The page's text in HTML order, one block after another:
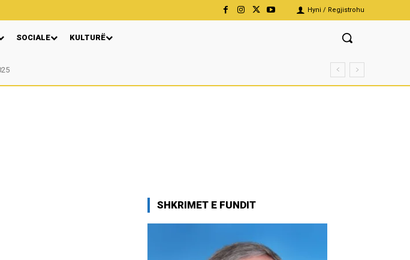
Hyni / Regjistrohu
SOCIALE KULTURË
SHKRIMET E FUNDIT